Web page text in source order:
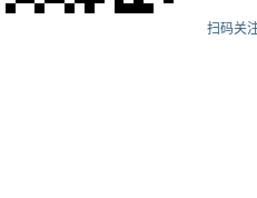
扫码关